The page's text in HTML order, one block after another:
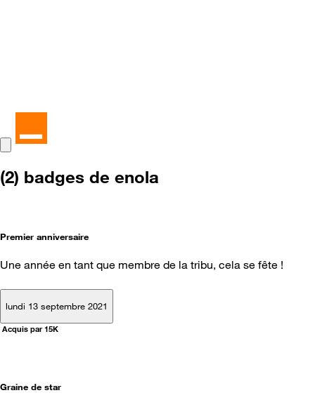
(2) badges de enola
Premier anniversaire
Une année en tant que membre de la tribu, cela se fête !
lundi 13 septembre 2021
Acquis par 15K
Graine de star